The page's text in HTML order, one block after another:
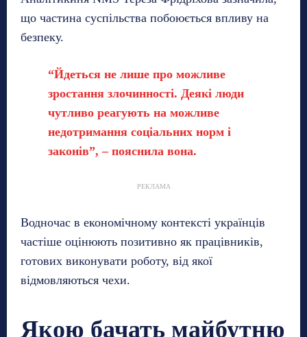
що частина суспільства побоюється впливу на
безпеку.
“Йдеться не лише про можливе
зростання злочинності. Деякі люди
чутливо реагують на можливе
недотримання соціальних норм і
законів”, – пояснила вона.
РЕКЛАМА
Водночас в економічному контексті українців
частіше оцінюють позитивно як працівників,
готових виконувати роботу, від якої
відмовляються чехи.
Якою бачать майбутню